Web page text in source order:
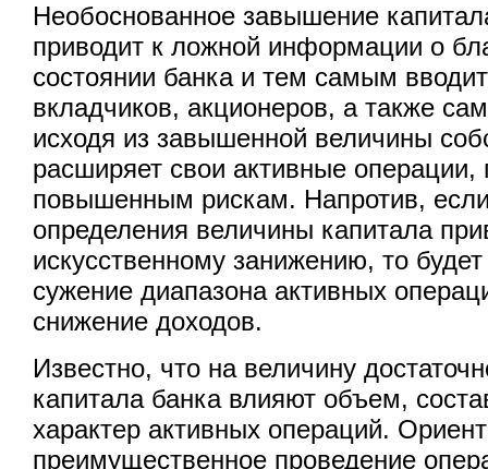
Необоснованное завышение
приводит к ложной информации о
состоянии банка и тем самым
вкладчиков, акционеров, а также
исходя из завышенной величины
расширяет свои активные операции,
повышенным рискам. Напротив,
определения величины капитала
искусственному занижению, то
сужение диапазона активных
снижение доходов.
Известно, что на величину
капитала банка влияют объем,
характер активных операций.
преимущественное проведение